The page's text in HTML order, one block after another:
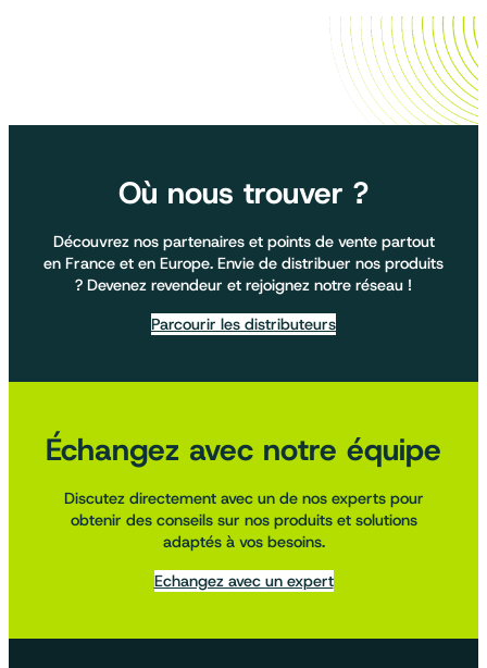
Où nous trouver ?
Découvrez nos partenaires et points de vente partout
en France et en Europe. Envie de distribuer nos produits
? Devenez revendeur et rejoignez notre réseau !
Parcourir les distributeurs
Échangez avec notre équipe
Discutez directement avec un de nos experts pour
obtenir des conseils sur nos produits et solutions
adaptés à vos besoins.
Echangez avec un expert